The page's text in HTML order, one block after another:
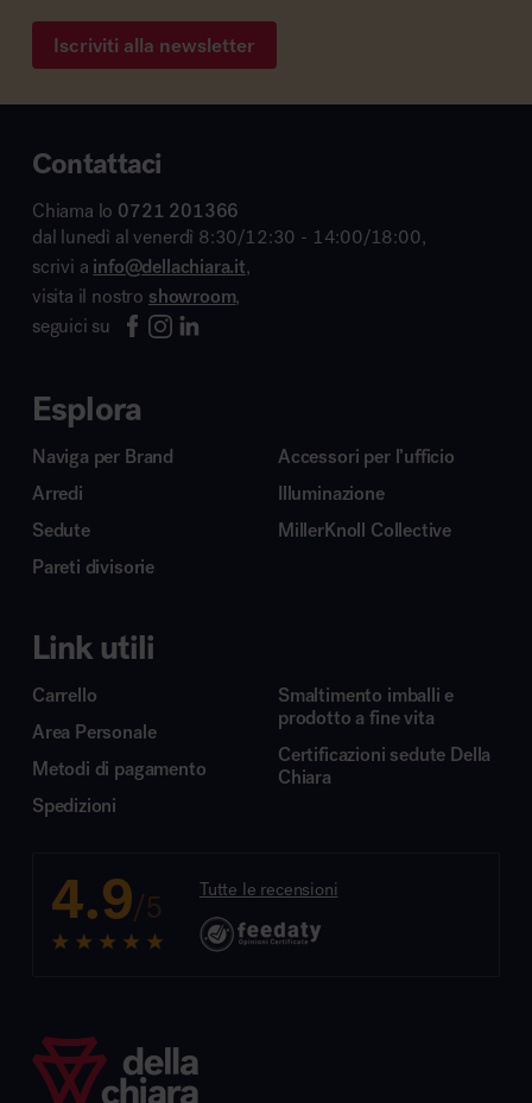
Iscriviti alla newsletter
Contattaci
Chiama lo 0721 201366
dal lunedì al venerdì 8:30/12:30 - 14:00/18:00,
scrivi a info@dellachiara.it,
visita il nostro showroom,
seguici su
Esplora
Naviga per Brand
Arredi
Sedute
Pareti divisorie
Accessori per l’ufficio
Illuminazione
MillerKnoll Collective
Link utili
Carrello
Area Personale
Metodi di pagamento
Spedizioni
Smaltimento imballi e
prodotto a fine vita
Certificazioni sedute Della
Chiara
4.9/5 Tutte le recensioni